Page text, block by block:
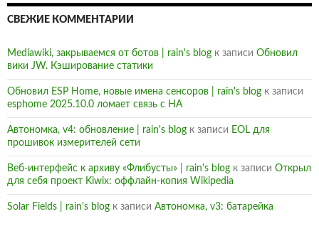
СВЕЖИЕ КОММЕНТАРИИ
Mediawiki, закрываемся от ботов | rain's blog к записи Обновил
вики JW. Кэширование статики
Обновил ESP Home, новые имена сенсоров | rain's blog к записи
esphome 2025.10.0 ломает связь с HA
Автономка, v4: обновление | rain's blog к записи EOL для
прошивок измерителей сети
Веб-интерфейс к архиву «Флибусты» | rain's blog к записи Открыл
для себя проект Kiwix: оффлайн-копия Wikipedia
Solar Fields | rain's blog к записи Автономка, v3: батарейка